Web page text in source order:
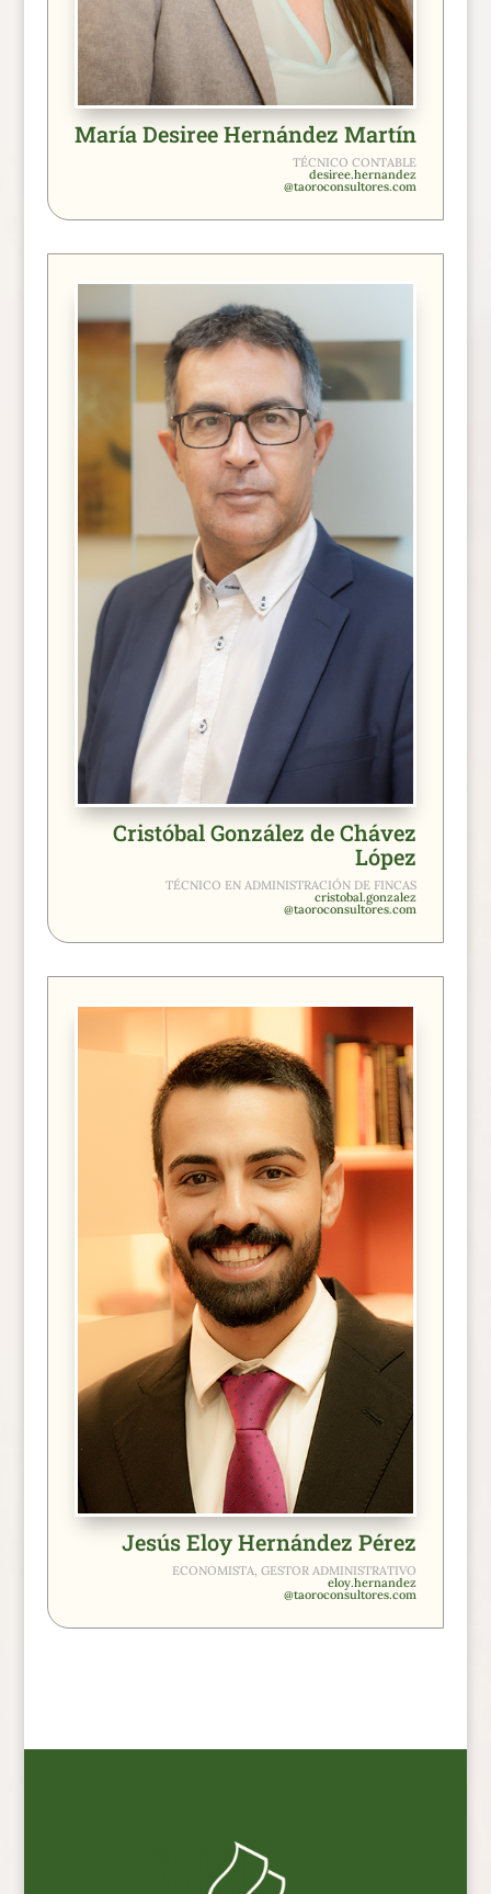
María Desiree Hernández Martín
TÉCNICO CONTABLE
desiree.hernandez
@taoroconsultores.com
Cristóbal González de Chávez
López
TÉCNICO EN ADMINISTRACIÓN DE FINCAS
cristobal.gonzalez
@taoroconsultores.com
Jesús Eloy Hernández Pérez
ECONOMISTA, GESTOR ADMINISTRATIVO
eloy.hernandez
@taoroconsultores.com